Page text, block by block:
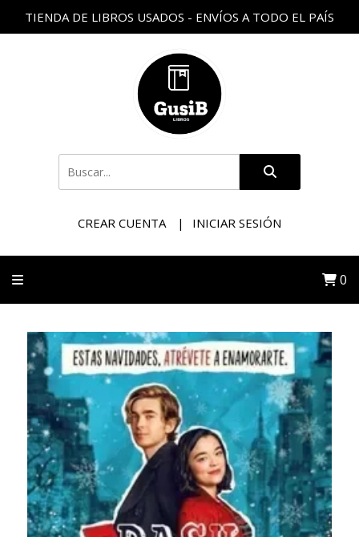
TIENDA DE LIBROS USADOS - ENVÍOS A TODO EL PAÍS
CREAR CUENTA INICIAR SESIÓN
0